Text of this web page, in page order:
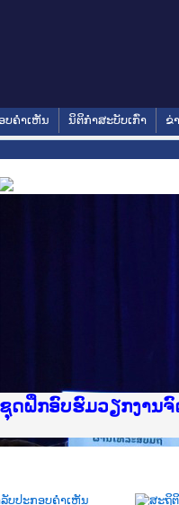
ບຄໍາເຫັນ ນິຕິກໍາສະບັບເກົ່າ ຂ່
Ministry of Justice
ເຜີຍແຜ່ວັບໄຊຈົດໝາຍ
ກະຊວງຍຸຕິທຳ
ຊຸດຝຶກອົບຮົມວຽກງານ
ກອງປະຊຸມທົບທວນຄືນ
ຝຶກອົບຮົມ ຜູ່ປະສານງາ
ຝຶກອົບຮົມ ຜູ່ປະສານງາ
ເຜີຍແຜ່ແອັບກົດໝາຍລ
ເຜີຍແຜ່ແອັບກົດໝາຍລ
ຍົກລະດັບວຽກງານຈົດ
ຊຸດຝຶກອົບຮົມວຽກງານ